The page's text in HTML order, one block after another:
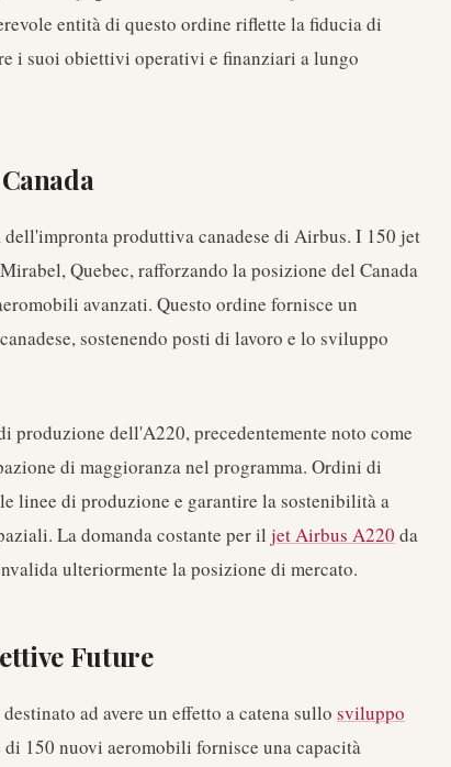
entità di questo ordine riflette la fiducia di
i suoi obiettivi operativi e finanziari a lungo
produttiva canadese di Airbus. I 150 jet
Quebec, rafforzando la posizione del Canada
avanzati. Questo ordine fornisce un
sostenendo posti di lavoro e lo sviluppo
produzione dell'A220, precedentemente noto come
di maggioranza nel programma. Ordini di
linee di produzione e garantire la sostenibilità a
La domanda costante per il jet Airbus A220 da
ulteriormente la posizione di mercato.
Future
ad avere un effetto a catena sullo sviluppo
150 nuovi aeromobili fornisce una capacità